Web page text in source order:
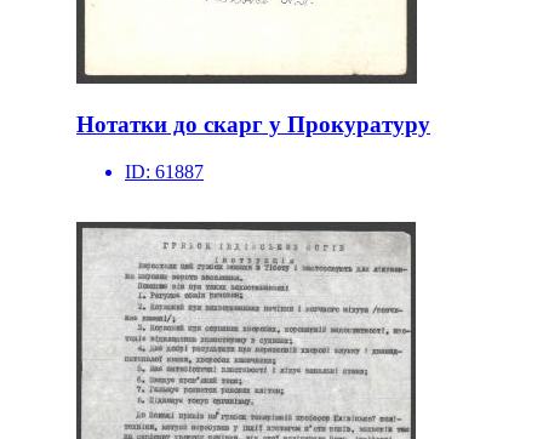
Нотатки до скарг у Прокуратуру
ID: 61887